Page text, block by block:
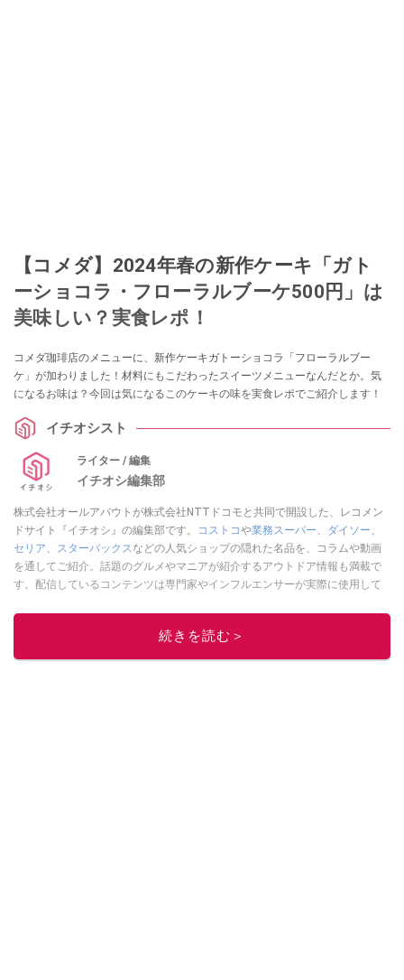
【コメダ】2024年春の新作ケーキ「ガト
ーショコラ・フローラルブーケ500円」は
美味しい？実食レポ！
コメダ珈琲店のメニューに、新作ケーキガトーショコラ「フローラルブー
ケ」が加わりました！材料にもこだわったスイーツメニューなんだとか。気
になるお味は？今回は気になるこのケーキの味を実食レポでご紹介します！
イチオシスト
ライター / 編集
イチオシ編集部
株式会社オールアバウトが株式会社NTTドコモと共同で開設した、レコメン
ドサイト『イチオシ』の編集部です。
コストコや業務スーパー、 ダイソー、
セリア、 スターバックスなどの人気ショップの隠れた名品を、コラムや動画
を通してご紹介。話題のグルメやマニアが紹介するアウトドア情報も満載で
す。配信しているコンテンツは専門家やインフルエンサーが実際に使用して
ニュースでフォロー
続きを読む＞